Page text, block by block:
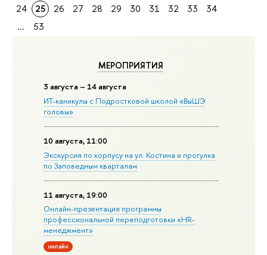
МЕРОПРИЯТИЯ
3 августа – 14 августа
ИТ-каникулы с Подростковой школой «ВыШЭ
головы»
10 августа, 11:00
Экскурсия по корпусу на ул. Костина и прогулка
по Заповедным кварталам
11 августа, 19:00
Онлайн-презентация программы
профессиональной переподготовки «HR-
менеджмент»
онлайн
24
25 26 27 28 29 30 31 32 33
34
...
53